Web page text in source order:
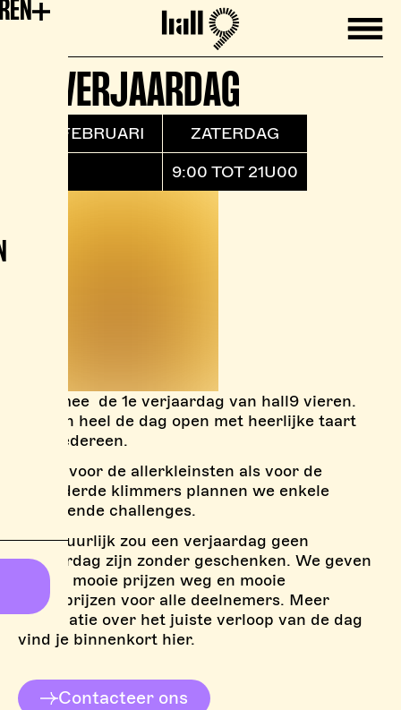
Mobile
Hall9
1E VERJAARDAG
24 FEBRUARI
ZATERDAG
9:00 TOT 21U00
Kom mee de 1e verjaardag van hall9 vieren.
We zijn heel de dag open met heerlijke taart
voor iedereen.
Zowel voor de allerkleinsten als voor de
gevorderde klimmers plannen we enkele
uitdagende challenges.
en natuurlijk zou een verjaardag geen
verjaardag zijn zonder geschenken. We geven
enkele mooie prijzen weg en mooie
troostprijzen voor alle deelnemers. Meer
informatie over het juiste verloop van de dag
vind je binnenkort hier.
Contacteer ons